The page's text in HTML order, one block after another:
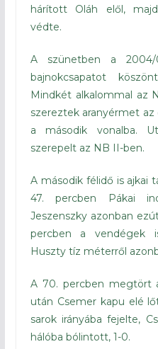
hárított Oláh elől,
védte.
A szünetben a
bajnokcsapatot
Mindkét alkalommal az
szereztek aranyérmet
a második vonalba.
szerepelt az NB II-ben.
A második félidő is ajkai
47. percben Pákai
Jeszenszky azonban
percben a vendégek
Huszty tíz méterről
A 70. percben megtört
után Csemer kapu elé
sarok irányába fejelte,
hálóba bólintott, 1-0.